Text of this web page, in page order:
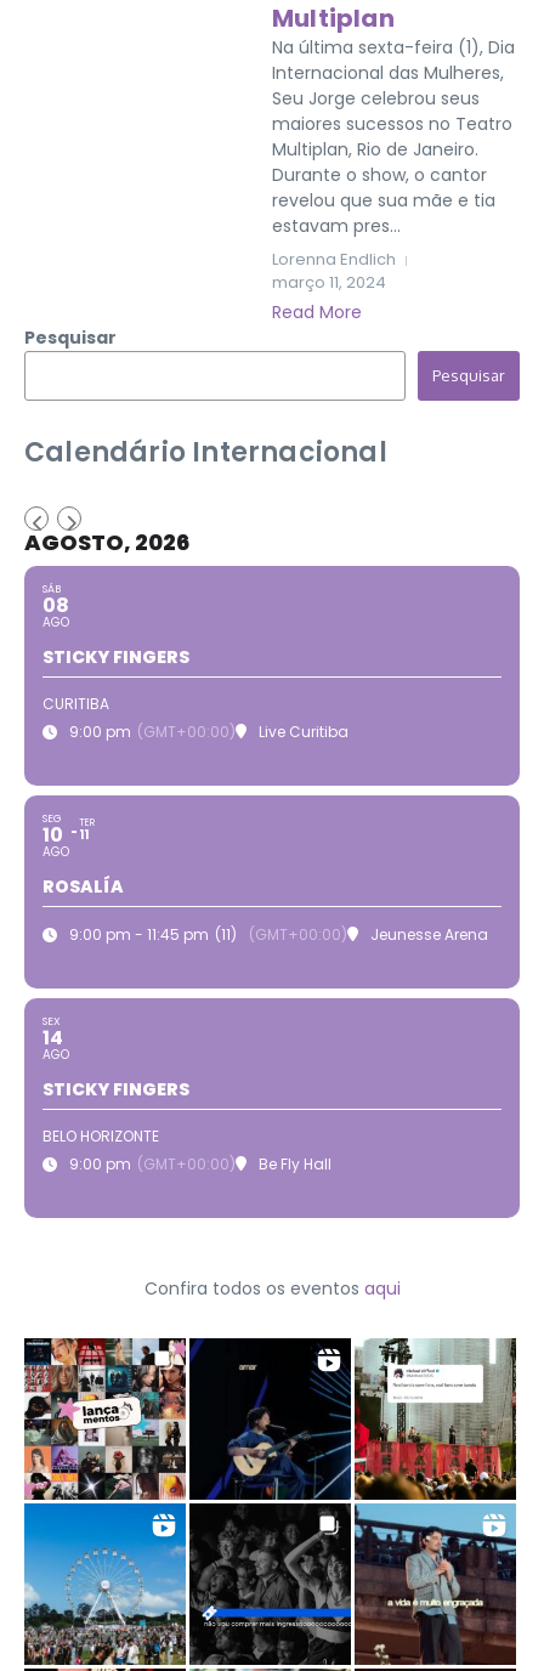
Multiplan
Na última sexta-feira (1), Dia
Internacional das Mulheres,
Seu Jorge celebrou seus
maiores sucessos no Teatro
Multiplan, Rio de Janeiro.
Durante o show, o cantor
revelou que sua mãe e tia
estavam pres...
Lorenna Endlich
março 11, 2024
Read More
Pesquisar
Pesquisar
Calendário Internacional
AGOSTO, 2026
SÁB
08
AGO
STICKY FINGERS
CURITIBA
9:00 pm (GMT+00:00) Live Curitiba
SEG
10
AGO
TER
11
ROSALÍA
9:00 pm - 11:45 pm (11) (GMT+00:00) Jeunesse Arena
SEX
14
AGO
STICKY FINGERS
BELO HORIZONTE
9:00 pm (GMT+00:00) Be Fly Hall
Confira todos os eventos aqui